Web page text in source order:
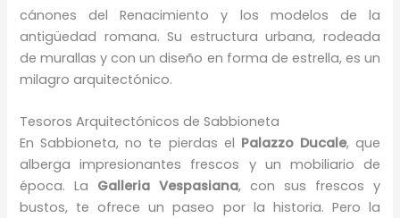
cánones del Renacimiento y los modelos de la
antigüedad romana. Su estructura urbana, rodeada
de murallas y con un diseño en forma de estrella, es un
milagro arquitectónico.
Tesoros Arquitectónicos de Sabbioneta
En Sabbioneta, no te pierdas el Palazzo Ducale, que
alberga impresionantes frescos y un mobiliario de
época. La Galleria Vespasiana, con sus frescos y
bustos, te ofrece un paseo por la historia. Pero la